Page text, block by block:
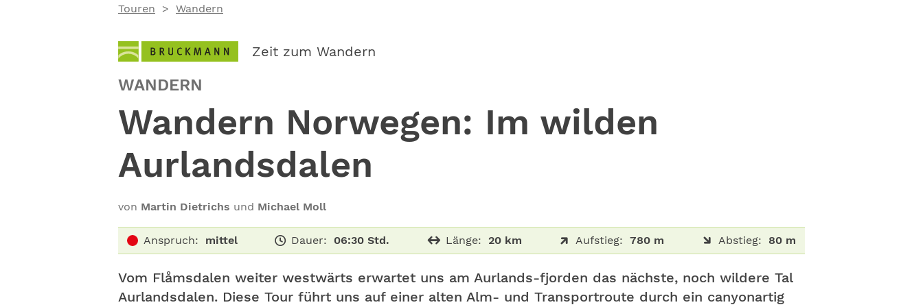
Touren Wandern
Zeit zum Wandern
WANDERN
Wandern Norwegen: Im wilden
Aurlandsdalen
von Martin Dietrichs und Michael Moll
Anspruch: mittel Dauer: 06:30 Std. Länge: 20 km Aufstieg: 780 m Abstieg: 80 m
Vom Flåmsdalen weiter westwärts erwartet uns am Aurlands-fjorden das nächste, noch wildere Tal
Aurlandsdalen. Diese Tour führt uns auf einer alten Alm- und Transportroute durch ein canyonartig